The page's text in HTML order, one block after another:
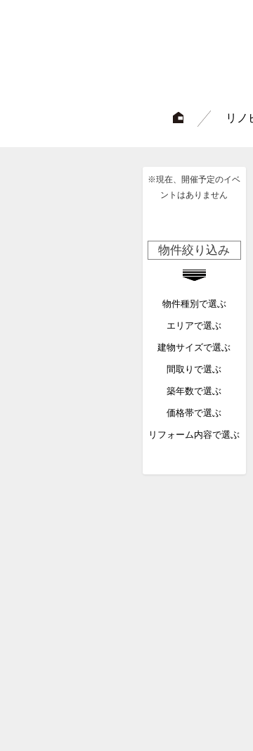
リノ
※現在、開催予定のイベ
ントはありません
物件絞り込み
物件種別で選ぶ
エリアで選ぶ
建物サイズで選ぶ
間取りで選ぶ
築年数で選ぶ
価格帯で選ぶ
リフォーム内容で選ぶ